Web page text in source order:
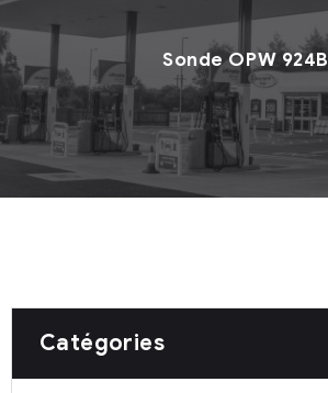
Sonde OPW 924B
Catégories